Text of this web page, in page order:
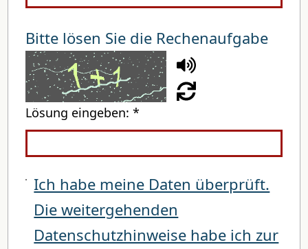
Bitte lösen Sie die Rechenaufgabe
Lösung eingeben: *
Ich habe meine Daten überprüft.
Die weitergehenden
Datenschutzhinweise habe ich zur